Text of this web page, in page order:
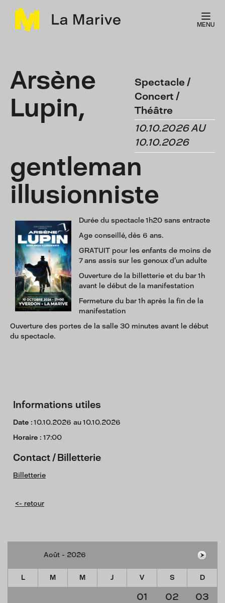
MENU
Spectacle /
Concert /
Théâtre
10.10.2026 AU
10.10.2026
Arsène
Lupin,
gentleman
illusionniste
Durée du spectacle 1h20 sans entracte
Age conseillé, dès 6 ans.
GRATUIT pour les enfants de moins de
7 ans assis sur les genoux d'un adulte
Ouverture de la billetterie et du bar 1h
avant le début de la manifestation
Fermeture du bar 1h après la fin de la
manifestation
Ouverture des portes de la salle 30 minutes avant le début
du spectacle.
Informations utiles
Date :10.10.2026 au 10.10.2026
Horaire : 17:00
Contact / Billetterie
Billetterie
<- retour
L M M J V S D
01 02
03